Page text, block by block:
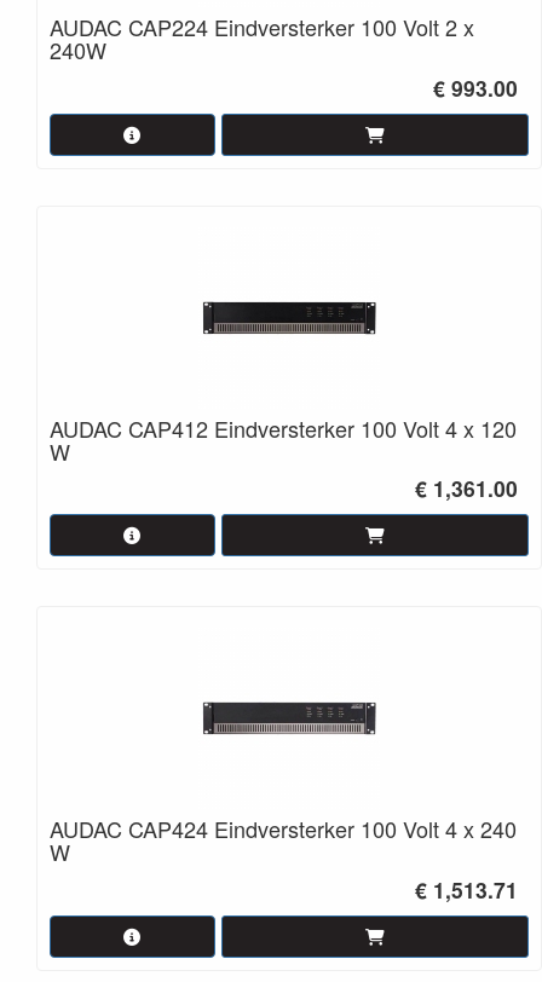
AUDAC CAP224 Eindversterker 100 Volt 2 x
240W
€ 993.00
AUDAC CAP412 Eindversterker 100 Volt 4 x 120
W
€ 1,361.00
AUDAC CAP424 Eindversterker 100 Volt 4 x 240
W
€ 1,513.71